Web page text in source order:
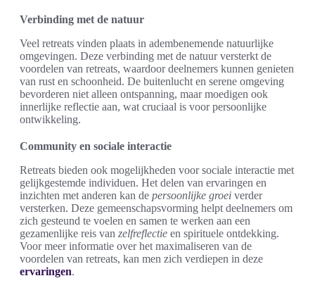
Verbinding met de natuur
Veel retreats vinden plaats in adembenemende natuurlijke
omgevingen. Deze verbinding met de natuur versterkt de
voordelen van retreats, waardoor deelnemers kunnen genieten
van rust en schoonheid. De buitenlucht en serene omgeving
bevorderen niet alleen ontspanning, maar moedigen ook
innerlijke reflectie aan, wat cruciaal is voor persoonlijke
ontwikkeling.
Community en sociale interactie
Retreats bieden ook mogelijkheden voor sociale interactie met
gelijkgestemde individuen. Het delen van ervaringen en
inzichten met anderen kan de persoonlijke groei verder
versterken. Deze gemeenschapsvorming helpt deelnemers om
zich gesteund te voelen en samen te werken aan een
gezamenlijke reis van zelfreflectie en spirituele ontdekking.
Voor meer informatie over het maximaliseren van de
voordelen van retreats, kan men zich verdiepen in deze
ervaringen.